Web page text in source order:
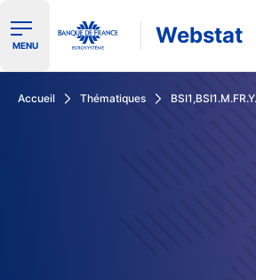
Ouvrir le menu de navigation
MENU Webstat
Accueil Thématiques